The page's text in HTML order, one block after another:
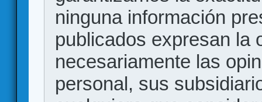
ninguna información
publicados expresan la
necesariamente las
personal, sus